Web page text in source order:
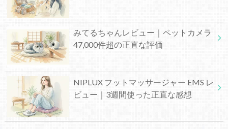
みてるちゃんレビュー｜ペットカメラ
47,000件超の正直な評価
NIPLUX フットマッサージャー EMS レ
ビュー｜3週間使った正直な感想